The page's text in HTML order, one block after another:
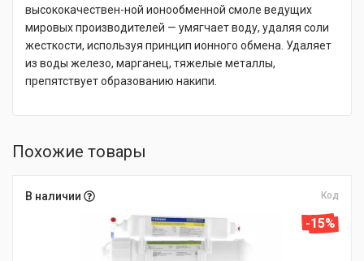
высококачествен-ной ионообменной смоле ведущих
мировых производителей — умягчает воду, удаляя соли
жесткости, используя принцип ионного обмена. Удаляет
из воды железо, марганец, тяжелые металлы,
препятствует образованию накипи.
Похожие товары
В наличии Код
-15%